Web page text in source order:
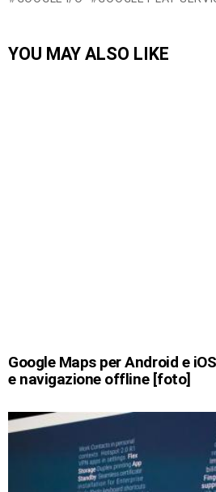
YOU MAY ALSO LIKE
Google Maps per Android e
e navigazione offline [foto]